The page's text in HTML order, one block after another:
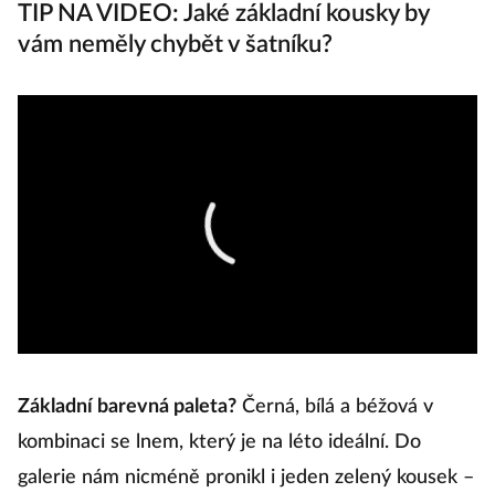
TIP NA VIDEO: Jaké základní kousky by
vám neměly chybět v šatníku?
Základní barevná paleta? Černá, bílá a béžová v
kombinaci se lnem, který je na léto ideální. Do
galerie nám nicméně pronikl i jeden zelený kousek –